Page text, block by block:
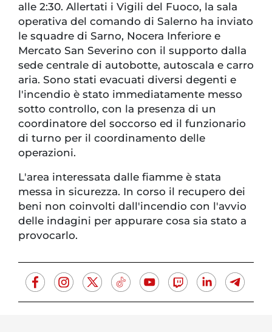
alle 2:30. Allertati i Vigili del Fuoco, la sala
operativa del comando di Salerno ha inviato
le squadre di Sarno, Nocera Inferiore e
Mercato San Severino con il supporto dalla
sede centrale di autobotte, autoscala e carro
aria. Sono stati evacuati diversi degenti e
l'incendio è stato immediatamente messo
sotto controllo, con la presenza di un
coordinatore del soccorso ed il funzionario
di turno per il coordinamento delle
operazioni.
L'area interessata dalle fiamme è stata
messa in sicurezza. In corso il recupero dei
beni non coinvolti dall'incendio con l'avvio
delle indagini per appurare cosa sia stato a
provocarlo.